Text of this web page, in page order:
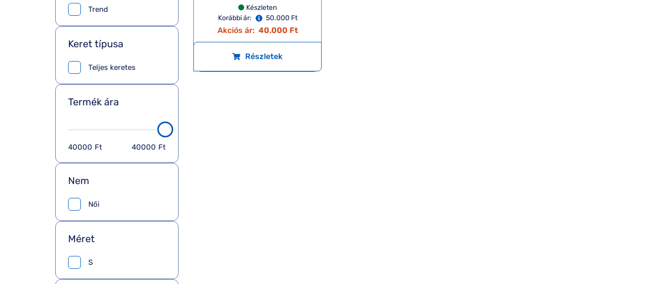
Trend
Méret
S
Nem
Női
Keret típusa
Teljes keretes
Termék ára
40000 Ft 40000 Ft
Készleten
Korábbi ár:
50.000 Ft
Akciós ár: 40.000 Ft
Részletek